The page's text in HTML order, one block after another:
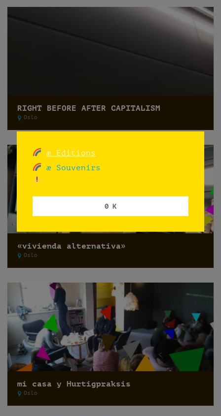
RIGHT BEFORE AFTER CAPITALISM
Oslo
«vivienda alternativa»
Oslo
mi casa y Hurtigpraksis
Oslo
æ Editions
æ Souvenirs
0 K